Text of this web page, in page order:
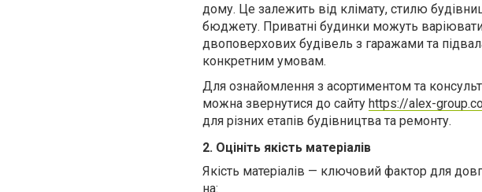
дому. Це залежить від клімату, стилю
бюджету. Приватні будинки можуть
двоповерхових будівель з гаражами та
конкретним умовам.
Для ознайомлення з асортиментом та
можна звернутися до сайту https://alex-
для різних етапів будівництва та ремонту.
2. Оцініть якість матеріалів
Якість матеріалів — ключовий фактор для
на: